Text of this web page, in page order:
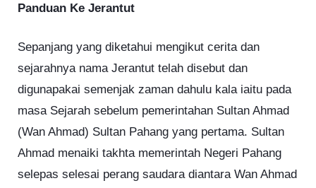
Panduan Ke Jerantut
Sepanjang yang diketahui mengikut cerita dan
sejarahnya nama Jerantut telah disebut dan
digunapakai semenjak zaman dahulu kala iaitu pada
masa Sejarah sebelum pemerintahan Sultan Ahmad
(Wan Ahmad) Sultan Pahang yang pertama. Sultan
Ahmad menaiki takhta memerintah Negeri Pahang
selepas selesai perang saudara diantara Wan Ahmad